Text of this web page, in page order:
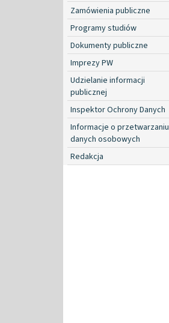
Zamówienia publiczne
Programy studiów
Dokumenty publiczne
Imprezy PW
Udzielanie informacji
publicznej
Inspektor Ochrony Danych
Informacje o przetwarzaniu
danych osobowych
Redakcja